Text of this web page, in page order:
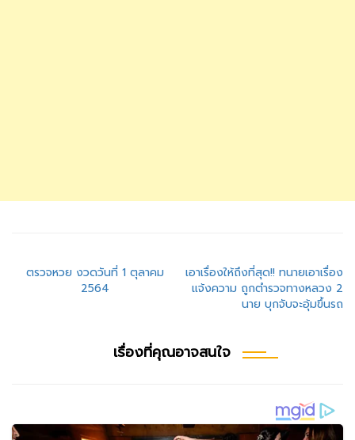
แนะแนว
ตรวจหวย งวดวันที่ 1 ตุลาคม
2564
เอาเรื่องให้ถึงที่สุด!! ทนายเอาเรื่อง
แจ้งความ ถูกตำรวจทางหลวง 2
นาย บุกจับจะอุ้มขึ้นรถ
เรื่องที่คุณอาจสนใจ